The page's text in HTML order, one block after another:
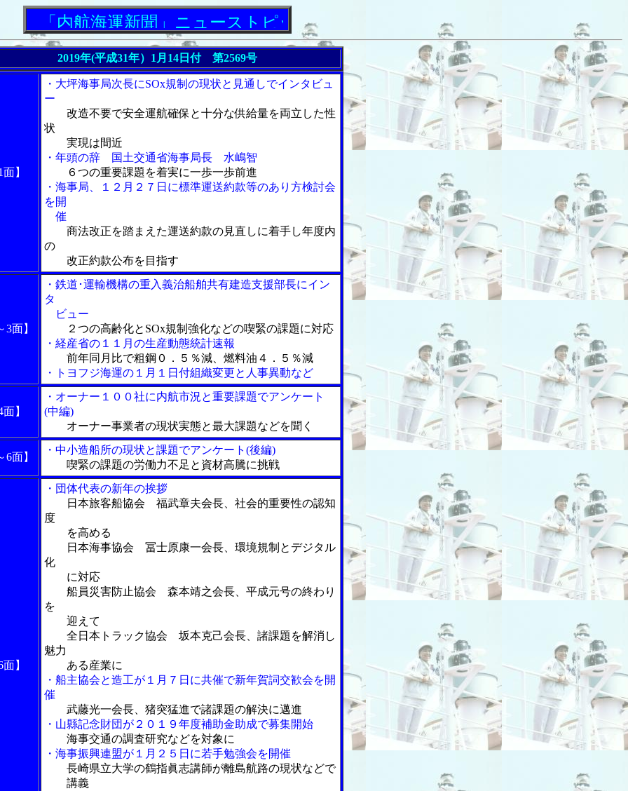
「内航海運新聞」ニューストピックス
2019年(平成31年） 1月14日付 第2569号
】
・大坪海事局次長にSOx規制の現状と見通しでインタビュ
ー
改造不要で安全運航確保と十分な供給量を両立した性
状
実現は間近
・年頭の辞 国土交通省海事局長 水嶋智
６つの重要課題を着実に一歩一歩前進
・海事局、１２月２７日に標準運送約款等のあり方検討会
を開
催
商法改正を踏まえた運送約款の見直しに着手し年度内
の
改正約款公布を目指す
3面】
・鉄道･運輸機構の重入義治船舶共有建造支援部長にイン
タ
ビュー
２つの高齢化とSOx規制強化などの喫緊の課題に対応
・経産省の１１月の生産動態統計速報
前年同月比で粗鋼０．５％減、燃料油４．５％減
・トヨフジ海運の１月１日付組織変更と人事異動など
】
・オーナー１００社に内航市況と重要課題でアンケート
(中編)
オーナー事業者の現状実態と最大課題などを聞く
6面】
・中小造船所の現状と課題でアンケート(後編)
喫緊の課題の労働力不足と資材高騰に挑戦
】
・団体代表の新年の挨拶
日本旅客船協会 福武章夫会長、社会的重要性の認知
度
を高める
日本海事協会 冨士原康一会長、環境規制とデジタル
化
に対応
船員災害防止協会 森本靖之会長、平成元号の終わり
を
迎えて
全日本トラック協会 坂本克己会長、諸課題を解消し
魅力
ある産業に
・船主協会と造工が１月７日に共催で新年賀詞交歓会を開
催
武藤光一会長、猪突猛進で諸課題の解決に邁進
・山縣記念財団が２０１９年度補助金助成で募集開始
海事交通の調査研究などを対象に
・海事振興連盟が１月２５日に若手勉強会を開催
長崎県立大学の鶴指眞志講師が離島航路の現状などで
講義